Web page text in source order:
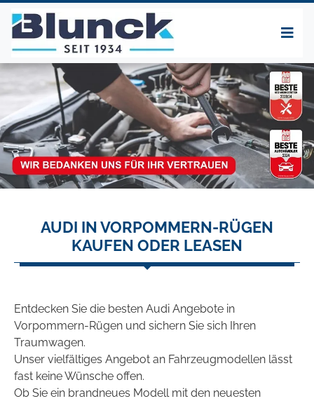
AUDI IN VORPOMMERN-RÜGEN
KAUFEN ODER LEASEN
Entdecken Sie die besten Audi Angebote in
Vorpommern-Rügen und sichern Sie sich Ihren
Traumwagen.
Unser vielfältiges Angebot an Fahrzeugmodellen lässt
fast keine Wünsche offen.
Ob Sie ein brandneues Modell mit den neuesten